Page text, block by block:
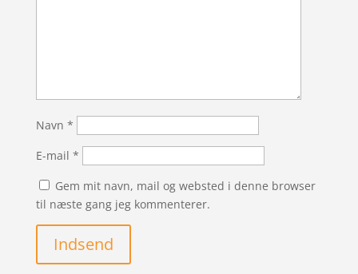
Navn *
E-mail *
Gem mit navn, mail og websted i denne browser
til næste gang jeg kommenterer.
Indsend